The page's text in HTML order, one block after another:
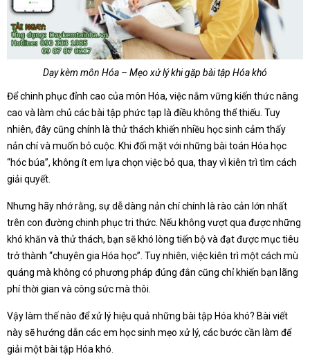
Dạy kèm môn Hóa – Mẹo xử lý khi gặp bài tập Hóa khó
Để chinh phục đỉnh cao của môn Hóa, việc nắm vững kiến thức nâng
cao và làm chủ các bài tập phức tạp là điều không thể thiếu. Tuy
nhiên, đây cũng chính là thử thách khiến nhiều học sinh cảm thấy
nản chí và muốn bỏ cuộc. Khi đối mặt với những bài toán Hóa học
“hóc búa”, không ít em lựa chọn việc bỏ qua, thay vì kiên trì tìm cách
giải quyết.
Nhưng hãy nhớ rằng, sự dễ dàng nản chí chính là rào cản lớn nhất
trên con đường chinh phục tri thức. Nếu không vượt qua được những
khó khăn và thử thách, bạn sẽ khó lòng tiến bộ và đạt được mục tiêu
trở thành “chuyên gia Hóa học”. Tuy nhiên, việc kiên trì một cách mù
quáng mà không có phương pháp đúng đắn cũng chỉ khiến bạn lãng
phí thời gian và công sức mà thôi.
Vậy làm thế nào để xử lý hiệu quả những bài tập Hóa khó? Bài viết
này sẽ hướng dẫn các em học sinh mẹo xử lý, các bước cần làm để
giải một bài tập Hóa khó.